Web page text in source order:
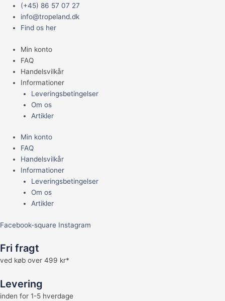
indholdet
(+45) 86 57 07 27
info@tropeland.dk
Find os her
Min konto
FAQ
Handelsvilkår
Informationer
Leveringsbetingelser
Om os
Artikler
Min konto
FAQ
Handelsvilkår
Informationer
Leveringsbetingelser
Om os
Artikler
Facebook-square Instagram
Fri fragt
ved køb over 499 kr*
Levering
inden for 1-5 hverdage
Main
Menu
D&D
FLODHEST
30X14CM.
BLÅ
antal